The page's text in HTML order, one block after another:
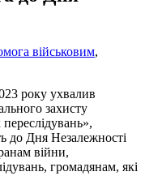
військовим,
року ухвалив
захисту
до Дня Незалежності
війни,
громадянам, які